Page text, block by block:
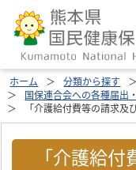
ホーム 分類から探す
国保連合会への各種届出
「介護給付費等の請求及
「介護給